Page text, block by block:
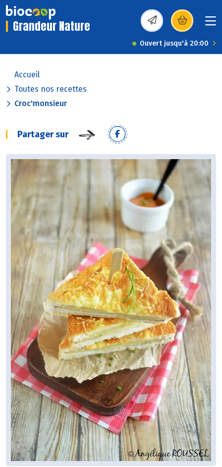
Grandeur Nature (s’ouvre dans une
Ouvert jusqu'à 20:00
Accueil
Toutes nos recettes
Croc'monsieur
Partager sur